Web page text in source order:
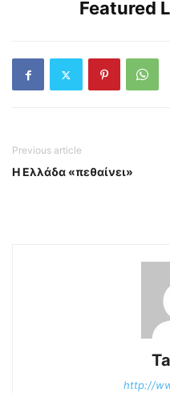
Featured
Previous article
Η Ελλάδα «πεθαίνει»
http://